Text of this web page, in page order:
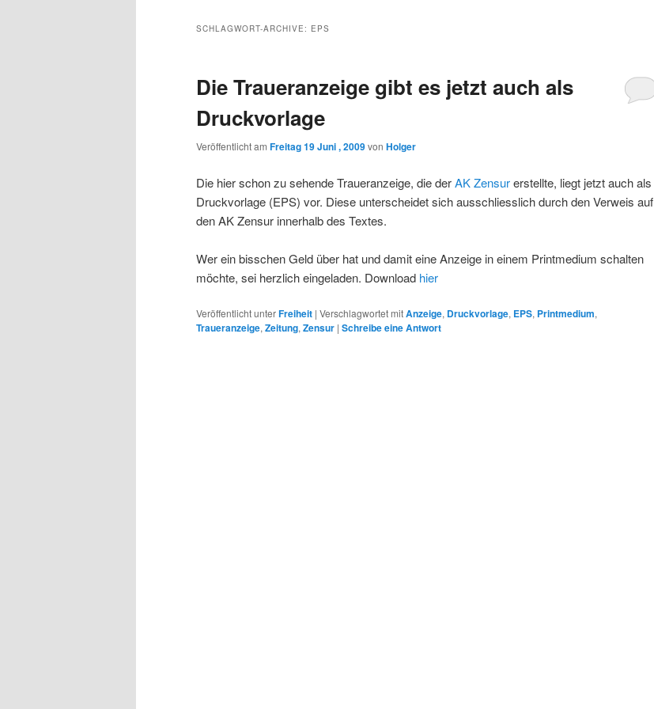
wechseln
SCHLAGWORT-ARCHIVE: EPS
Die Traueranzeige gibt es jetzt auch als
Druckvorlage
Veröffentlicht am Freitag 19 Juni , 2009von Holger
Die hier schon zu sehende Traueranzeige, die derAK Zensurerstellte, liegt jetzt auch als
Druckvorlage (EPS) vor. Diese unterscheidet sich ausschliesslich durch den Verweis auf
den AK Zensur innerhalb des Textes.
Wer ein bisschen Geld über hat und damit eine Anzeige in einem Printmedium schalten
möchte, sei herzlich eingeladen. Download hier
Veröffentlicht unterFreiheit | Verschlagwortet mitAnzeige, Druckvorlage, EPS, Printmedium,
Traueranzeige, Zeitung, Zensur | Schreibe eine Antwort